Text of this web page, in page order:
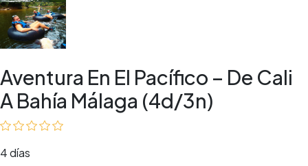
Aventura En El Pacífico – De Cali
A Bahía Málaga (4d/3n)
4 días